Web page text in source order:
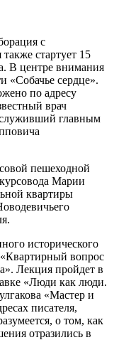
с
стартует 15
В центре внимания
«Собачье сердце».
по адресу
врач
главным
пешеходной
Марии
квартиры
исторического
«Квартирный вопрос
Лекция пройдет в
«Люди как люди.
«Мастер и
писателя,
о том, как
отразились в